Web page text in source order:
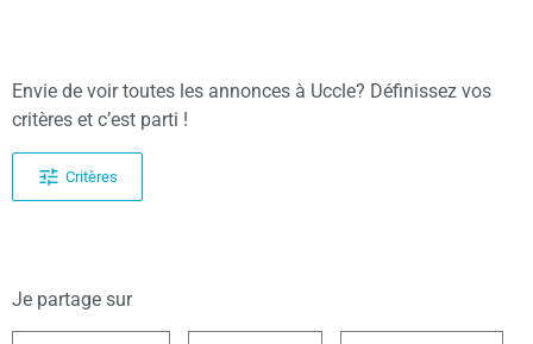
Envie de voir toutes les annonces à Uccle? Définissez vos
critères et c’est parti !
Critères
Je partage sur